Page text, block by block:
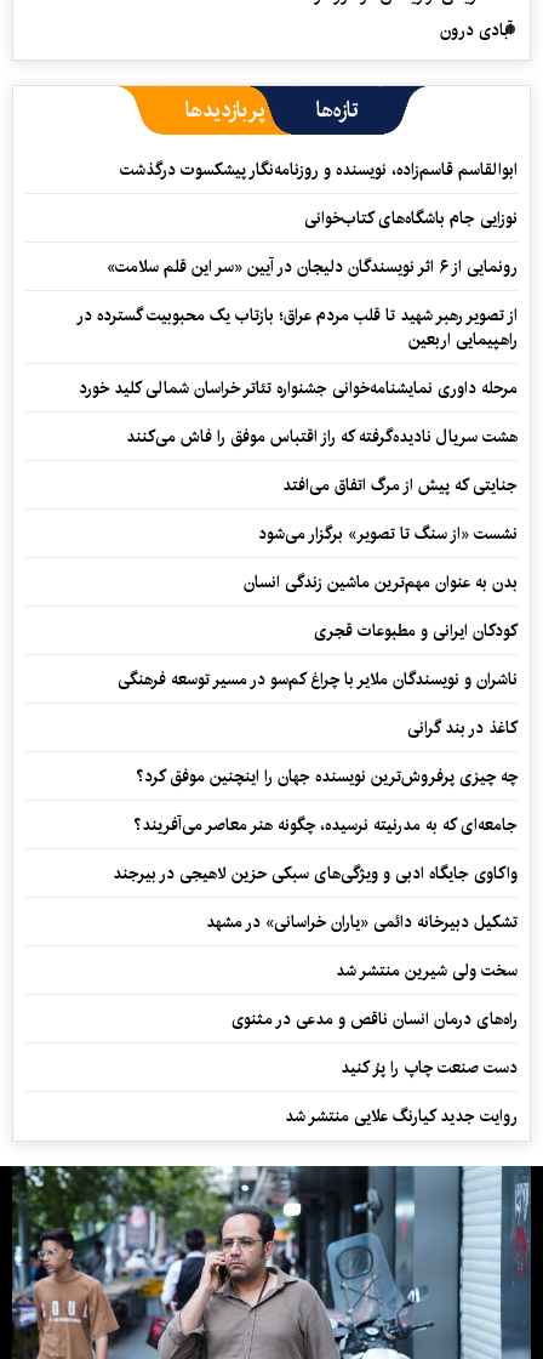
آبادی درون
تازه‌ها پربازدیدها
ابوالقاسم قاسم‌زاده، نویسنده و روزنامه‌نگار پیشکسوت درگذشت
نوزایی جام باشگاه‌های کتاب‌خوانی
رونمایی از ۶ اثر نویسندگان دلیجان در آیین «سر این قلم سلامت»
از تصویر رهبر شهید تا قلب مردم عراق؛ بازتاب یک محبوبیت گسترده در
راهپیمایی اربعین
مرحله داوری نمایشنامه‌خوانی جشنواره تئاتر خراسان شمالی کلید خورد
هشت سریال نادیده‌گرفته که راز اقتباس موفق را فاش می‌کنند
جنایتی که پیش از مرگ اتفاق می‌افتد
نشست «از سنگ تا تصویر» برگزار می‌شود
بدن به عنوان مهم‌ترین ماشین زندگی انسان
کودکان ایرانی و مطبوعات قجری
ناشران و نویسندگان ملایر با چراغ کم‌سو در مسیر توسعه فرهنگی
کاغذ در بند گرانی
چه چیزی پرفروش‌ترین نویسنده جهان را اینچنین موفق کرد؟
جامعه‌ای که به مدرنیته نرسیده، چگونه هنر معاصر می‌آفریند؟
واکاوی جایگاه ادبی و ویژگی‌های سبکی حزین لاهیجی در بیرجند
تشکیل دبیرخانه دائمی «یاران خراسانی» در مشهد
سخت ولی شیرین منتشر شد
راه‌های درمان انسان ناقص و مدعی در مثنوی
دست صنعت چاپ را پرُ کنید
روایت جدید کیارنگ علایی منتشر شد